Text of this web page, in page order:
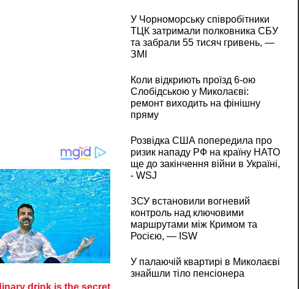
У Чорноморську співробітники
ТЦК затримали полковника СБУ
та забрали 55 тисяч гривень, —
ЗМІ
Коли відкриють проїзд 6-ою
Слобідською у Миколаєві:
ремонт виходить на фінішну
пряму
Розвідка США попередила про
ризик нападу РФ на країну НАТО
ще до закінчення війни в Україні,
- WSJ
ЗСУ встановили вогневий
контроль над ключовими
маршрутами між Кримом та
Росією, — ISW
У палаючій квартирі в Миколаєві
знайшли тіло пенсіонера